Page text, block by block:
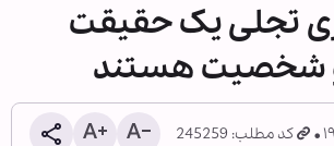
تجلی یک حقیقت
شخصیت هستند
کد مطلب: 245259